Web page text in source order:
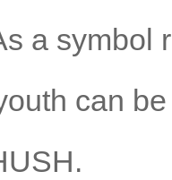
a symbol
can